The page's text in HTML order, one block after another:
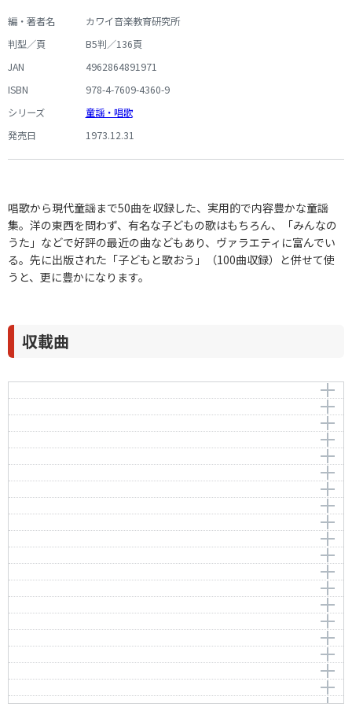
編・著者名
カワイ音楽教育研究所
判型／頁
B5判／136頁
JAN
4962864891971
ISBN
978-4-7609-4360-9
シリーズ
童謡・唱歌
発売日
1973.12.31
唱歌から現代童謡まで50曲を収録した、実用的で内容豊かな童謡
集。洋の東西を問わず、有名な子どもの歌はもちろん、「みんなの
うた」などで好評の最近の曲などもあり、ヴァラエティに富んでい
る。先に出版された「子どもと歌おう」（100曲収録）と併せて使
うと、更に豊かになります。
収載曲
赤い河の谷間
Red River Valley
作曲者：-
Traditional
編曲者：小森昭宏
赤とんぼ
作曲者：山田耕筰
Yamada，Kosaku
作詞者：三木露風
あひるの行列
作曲者：中田喜直
Nakada，Yoshinao
作詞者：小林純一
一週間
作曲者：-
Traditional
編曲者：佐藤敏直
うさぎとかめ
作曲者：納所 弁次郎
Nousho，Benjiro
作詞者：石原和三郎
うたえてのひら
作曲者：越部信義
Koshibe，Nobuyoshi
作詞者：名村宏
おお ブレネリ
Sag Vreneli
作曲者：-
Traditional
編曲者：竹内 淳
お正月
作曲者：瀧 廉太郎
Taki，Rentarou
作詞者：東 クメ
おはようクレヨン
作曲者：谷山浩子
Taniyama，Hiroko
編曲者：藤本敦夫
おやすみしずかに
作曲者：-
Traditional
編曲者：竹内 淳
オリバーのマーチ
作曲者：Ｌ．バート
-
編曲者：山本直純
かえるの合唱
作曲者：-
Traditional
編曲者：佐藤敏直
かぜさんだって
作曲者：中田喜直
Nakada，Yoshinao
作詞者：芝山かおる
河は呼んでる
作曲者：ベアール，ギイ
Beart，Guy
編曲者：竹内 淳
きらきらぼし
作曲者：-
Traditional
編曲者：竹内 淳
作詞者：カワイ
靴が鳴る
作曲者：弘田 龍太郎
Hirota，Ryutaro
作詞者：清水かつら
子鹿のバンビ
作曲者：平岡照章
Hiraoka，Teruaki
五匹のこぶたとチャールストン
作曲者：モーガン＆マルキン
さくら さくら